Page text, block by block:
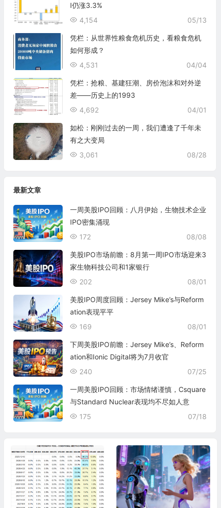
I仍涨3.3%
05/13
4,154
凭栏：从世界性粮食危机历史，看粮食危机
如何形成？
04/04
4,531
凭栏：抢粮、基建狂潮、房价泡沫和对外逆
差——历史上的1993
04/01
4,692
如松：刚刚过去的一周，我们遭逢了千年未
有之大变局
08/28
3,061
最新文章
一周美股IPO回顾：八月伊始，生物技术企业
IPO密集涌现
08/08
172
美股IPO市场前瞻：8月第一周IPO市场迎来3
家生物科技公司和1家银行
08/01
202
美股IPO周度回顾：Jersey Mike’s与Reform
ation表现平平
08/01
169
下周美股IPO前瞻：Jersey Mike’s、Reform
ation和Ionic Digital将为7月收官
07/25
240
一周美股IPO回顾：市场情绪谨慎，Csquare
与Standard Nuclear表现均不尽如人意
07/18
175